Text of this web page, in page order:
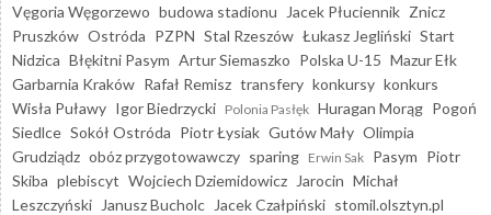
Vęgoria Węgorzewo budowa stadionu Jacek Płuciennik Znicz
Pruszków Ostróda PZPN Stal Rzeszów Łukasz Jegliński Start
Nidzica Błękitni Pasym Artur Siemaszko Polska U-15 Mazur Ełk
Garbarnia Kraków Rafał Remisz transfery konkursy konkurs
Wisła Puławy Igor Biedrzycki Polonia Pasłęk Huragan Morąg Pogoń
Siedlce Sokół Ostróda Piotr Łysiak Gutów Mały Olimpia
Grudziądz obóz przygotowawczy sparing Erwin Sak Pasym Piotr
Skiba plebiscyt Wojciech Dziemidowicz Jarocin Michał
Leszczyński
Janusz Bucholc Jacek Czałpiński stomil.olsztyn.pl